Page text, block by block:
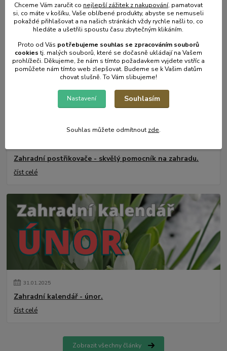
31.05. 2025
Mulčování od A do Z.
číst celé
Zahradní postřikovače - skvělý pomocník na zahradu.
číst celé
31.01.2025
Zahradní kalendář - únor.
číst celé
Zobrazit všechny články
Chceme Vám zaručit co nejlepší zážitek z nakupování, pamatovat
si, co máte v košíku, Vaše oblíbené produkty, abyste se nemuseli
pokaždé přihlašovat a na našich stránkách vždy rychle našli to, co
hledáte a ušetřili spoustu času zbytečným klikáním.
Proto od Vás potřebujeme souhlas se zpracováním souborů
cookiestj. malých souborů, které se dočasně ukládají na Vašem
prohlížeči. Děkujeme, že nám s tímto požadavkem vyjdete vstříc a
pomůžete nám tímto web zlepšovat. Budeme se k Vašim datům
chovat slušně. To Vám slibujeme!
Nastavení Souhlasím
Souhlas můžete odmítnout zde.